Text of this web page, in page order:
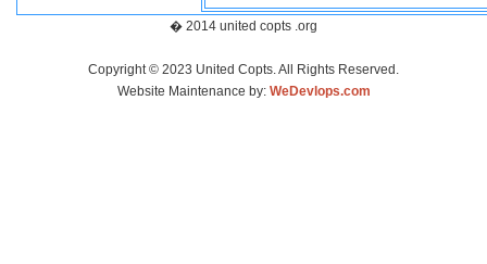
� 2014 united copts .org
Copyright © 2023 United Copts. All Rights Reserved.
Website Maintenance by: WeDevlops.com